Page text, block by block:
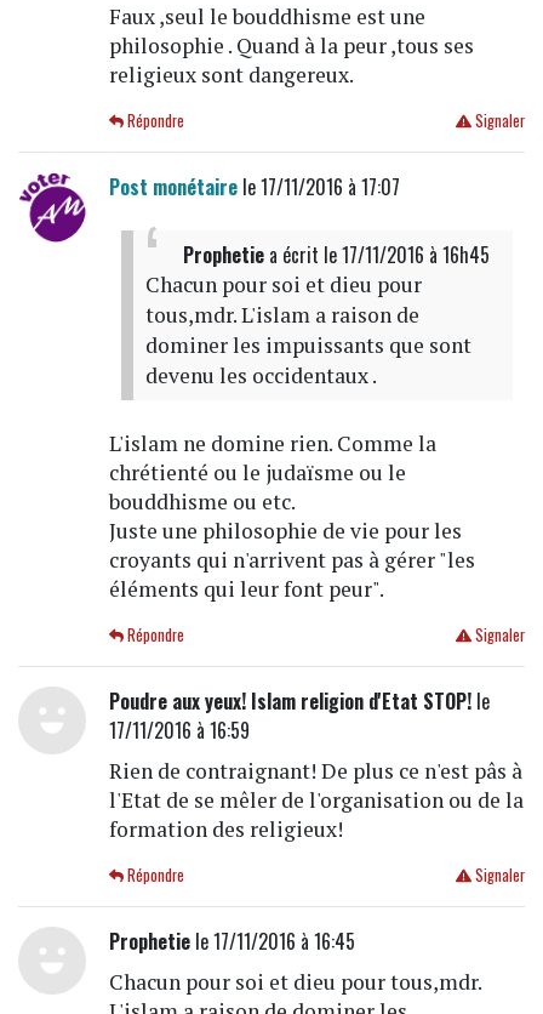
Faux ,seul le bouddhisme est une
philosophie . Quand à la peur ,tous ses
religieux sont dangereux.
Signaler
Répondre
Post monétairele 17/11/2016 à 17:07
Prophetiea écrit le 17/11/2016 à 16h45
Chacun pour soi et dieu pour
tous,mdr. L'islam a raison de
dominer les impuissants que sont
devenu les occidentaux .
L'islam ne domine rien. Comme la
chrétienté ou le judaïsme ou le
bouddhisme ou etc.
Juste une philosophie de vie pour les
croyants qui n'arrivent pas à gérer "les
éléments qui leur font peur".
Signaler
Répondre
Poudre aux yeux! Islam religion d'Etat STOP!le
17/11/2016 à 16:59
Rien de contraignant! De plus ce n'est pâs à
l'Etat de se mêler de l'organisation ou de la
formation des religieux!
Signaler
Répondre
Prophetiele 17/11/2016 à 16:45
Chacun pour soi et dieu pour tous,mdr.